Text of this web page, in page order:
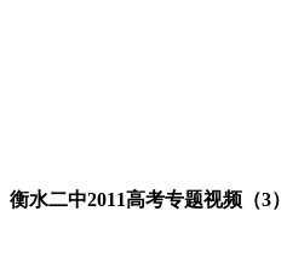
衡水二中2011高考专题视频（3